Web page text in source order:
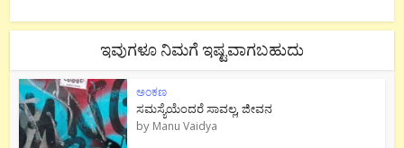
ಇವುಗಳೂ ನಿಮಗೆ ಇಷ್ಟವಾಗಬಹುದು
ಅಂಕಣ
ಸಮಸ್ಯೆಯೆಂದರೆ ಸಾವಲ್ಲ, ಜೀವನ
by Manu Vaidya